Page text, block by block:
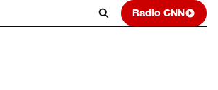
Radio CNN